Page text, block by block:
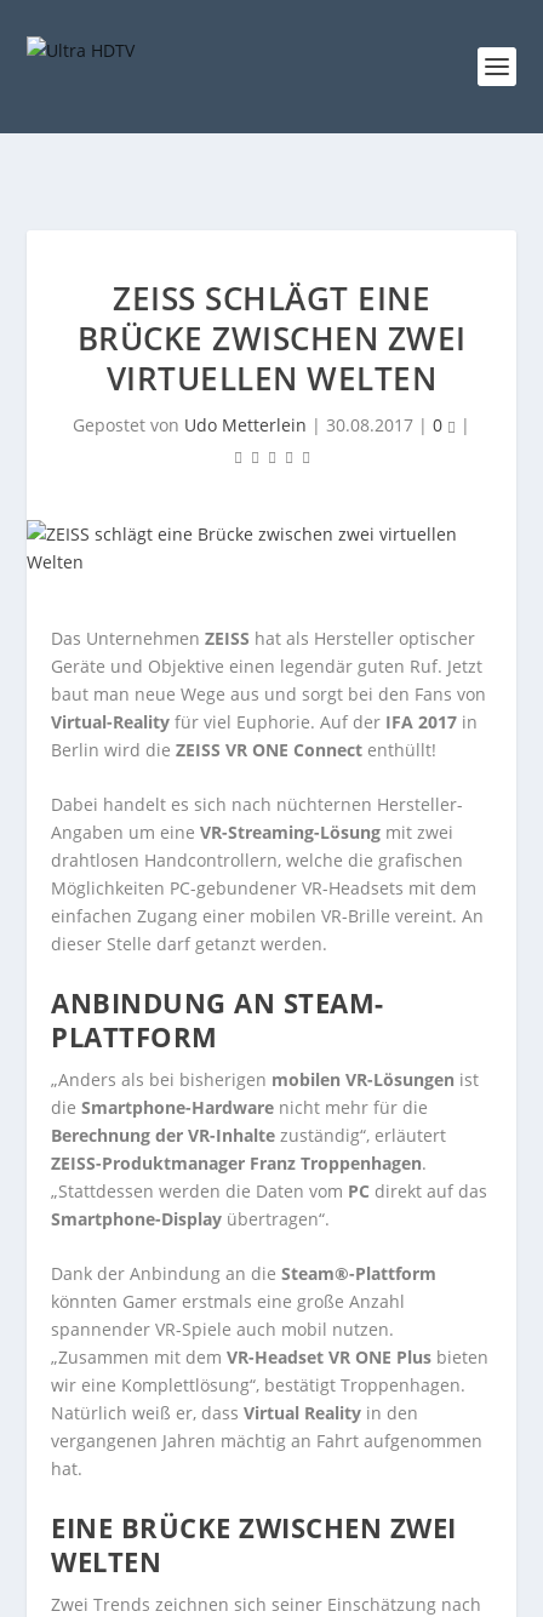
ZEISS SCHLÄGT EINE
BRÜCKE ZWISCHEN ZWEI
VIRTUELLEN WELTEN
Gepostet von Udo Metterlein | 30.08.2017 | 0 |
Das Unternehmen ZEISS hat als Hersteller optischer
Geräte und Objektive einen legendär guten Ruf. Jetzt
baut man neue Wege aus und sorgt bei den Fans von
Virtual-Reality für viel Euphorie. Auf der IFA 2017 in
Berlin wird dieZEISS VR ONE Connect enthüllt!
Dabei handelt es sich nach nüchternen Hersteller-
Angaben um eineVR-Streaming-Lösung mit zwei
drahtlosen Handcontrollern, welche die grafischen
Möglichkeiten PC-gebundener VR-Headsets mit dem
einfachen Zugang einer mobilen VR-Brille vereint. An
dieser Stelle darf getanzt werden.
ANBINDUNG AN STEAM-
PLATTFORM
„Anders als bei bisherigen mobilen VR-Lösungen ist
dieSmartphone-Hardware nicht mehr für die
Berechnung der VR-Inhalte zuständig“, erläutert
ZEISS-Produktmanager Franz Troppenhagen.
„Stattdessen werden die Daten vom PC direkt auf das
Smartphone-Display übertragen“.
Dank der Anbindung an die Steam®-Plattform
könnten Gamer erstmals eine große Anzahl
spannender VR-Spiele auch mobil nutzen.
„Zusammen mit demVR-Headset VR ONE Plus bieten
wir eine Komplettlösung“, bestätigt Troppenhagen.
Natürlich weiß er, dassVirtual Reality in den
vergangenen Jahren mächtig an Fahrt aufgenommen
hat.
EINE BRÜCKE ZWISCHEN ZWEI
WELTEN
Zwei Trends zeichnen sich seiner Einschätzung nach